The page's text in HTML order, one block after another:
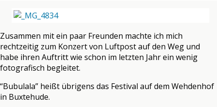
Zusammen mit ein paar Freunden machte ich mich
rechtzeitig zum Konzert von Luftpost auf den Weg und
habe ihren Auftritt wie schon im letzten Jahr ein wenig
fotografisch begleitet.
“Bubulala” heißt übrigens das Festival auf dem Wehdenhof
in Buxtehude.